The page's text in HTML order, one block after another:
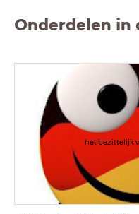
Onderdelen in
het bezittelijk